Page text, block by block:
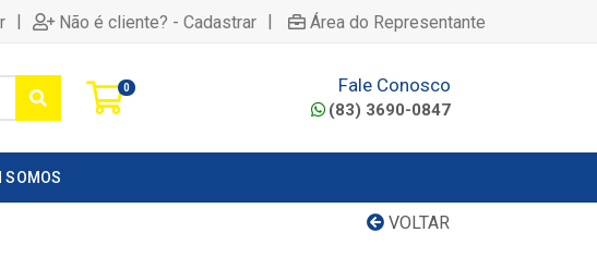
| Não é cliente? - Cadastrar | Área do Representante
0 Fale Conosco
(83) 3690-0847
SOMOS
VOLTAR